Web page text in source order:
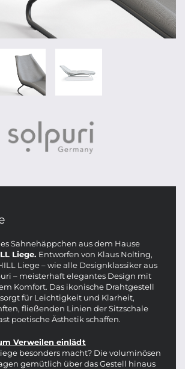
Sahnehäppchen aus dem Hause
Liege. Entworfen von Klaus Nolting,
Liege – wie alle Designklassiker aus
– meisterhaft elegantes Design mit
Komfort. Das ikonische Drahtgestell
für Leichtigkeit und Klarheit,
fließenden Linien der Sitzschale
poetische Ästhetik schaffen.
Verweilen einlädt
besonders macht? Die voluminösen
gemütlich über das Gestell hinaus